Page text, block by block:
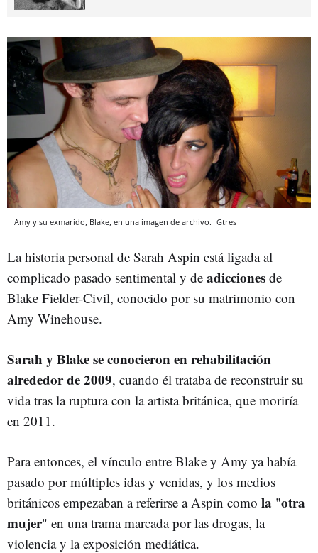
Amy y su exmarido, Blake, en una imagen de archivo. Gtres
La historia personal de Sarah Aspin está ligada al
complicado pasado sentimental y de adicciones de
Blake Fielder-Civil, conocido por su matrimonio con
Amy Winehouse.
Sarah y Blake se conocieron en rehabilitación
alrededor de 2009, cuando él trataba de reconstruir su
vida tras la ruptura con la artista británica, que moriría
en 2011.
Para entonces, el vínculo entre Blake y Amy ya había
pasado por múltiples idas y venidas, y los medios
británicos empezaban a referirse a Aspin como la "otra
mujer" en una trama marcada por las drogas, la
violencia y la exposición mediática.